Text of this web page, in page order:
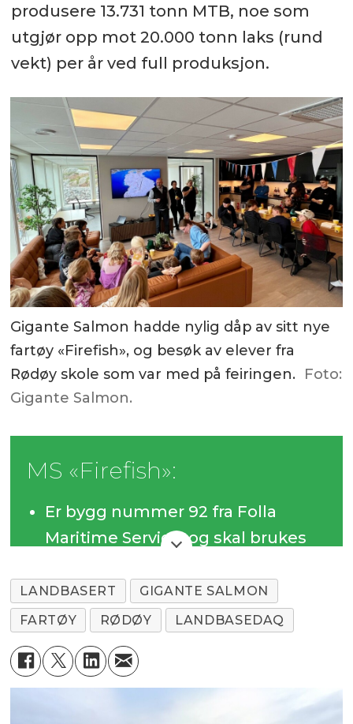
produsere 13.731 tonn MTB, noe som
utgjør opp mot 20.000 tonn laks (rund
vekt) per år ved full produksjon.
Gigante Salmon hadde nylig dåp av sitt nye
fartøy «Firefish», og besøk av elever fra
Rødøy skole som var med på feiringen. Foto:
Gigante Salmon.
MS «Firefish»:
Er bygg nummer 92 fra Folla
Maritime Service, og skal brukes
anlegget på Lille Indre Rosøy.
Den har estimert toppfart 30 knop
og forbruk på 1,3 liter pr. mil ved
en marsjfart på 26 knop.
LANDBASERT
GIGANTE SALMON
FARTØY
RØDØY LANDBASEDAQ